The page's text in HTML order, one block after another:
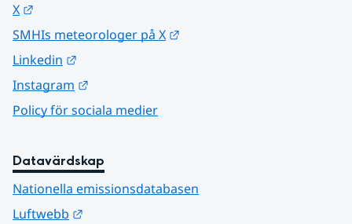
X
SMHIs meteorologer på X
Linkedin
Instagram
Policy för sociala medier
Datavärdskap
Nationella emissionsdatabasen
Luftwebb